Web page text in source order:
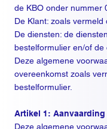
de KBO onder nummer
De Klant: zoals
De diensten: de
bestelformulier en/of de
Deze algemene
overeenkomst zoals
bestelformulier.
Artikel 1:
Deze algemene